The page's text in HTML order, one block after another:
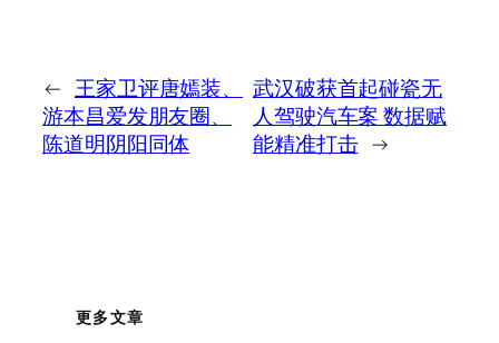
← 王家卫评唐嫣装、
游本昌爱发朋友圈、
陈道明阴阳同体
武汉破获首起碰瓷无
人驾驶汽车案 数据赋
能精准打击 →
更多文章